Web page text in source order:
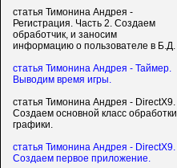
статья Тимонина Андрея -
Регистрация. Часть 2. Создаем
обработчик, и заносим
информацию о пользователе в Б.Д.
статья Тимонина Андрея - Таймер.
Выводим время игры.
статья Тимонина Андрея - DirectX9.
Создаем основной класс обработки
графики.
статья Тимонина Андрея - DirectX9.
Создаем первое приложение.